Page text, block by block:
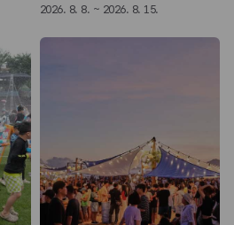
2026. 8. 8. ~ 2026. 8. 15.